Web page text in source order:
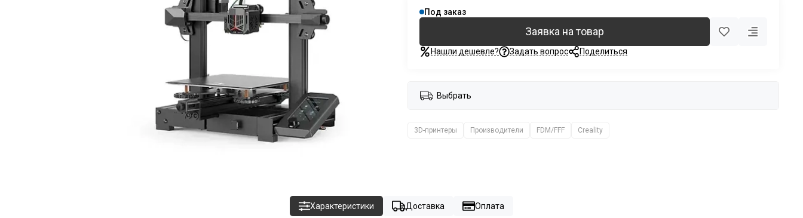
Под заказ
Заявка на товар
Нашли дешевле? Задать вопрос Поделиться
Выбрать
3D-принтеры Производители FDM/FFF Creality
Характеристики Доставка Оплата